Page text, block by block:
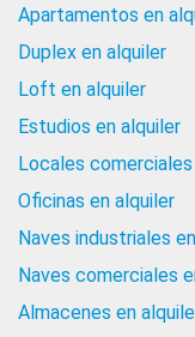
Apartamentos en
Duplex en alquiler
Loft en alquiler
Estudios en alquiler
Locales
Oficinas en alquiler
Naves industriales
Naves comerciales
Almacenes en